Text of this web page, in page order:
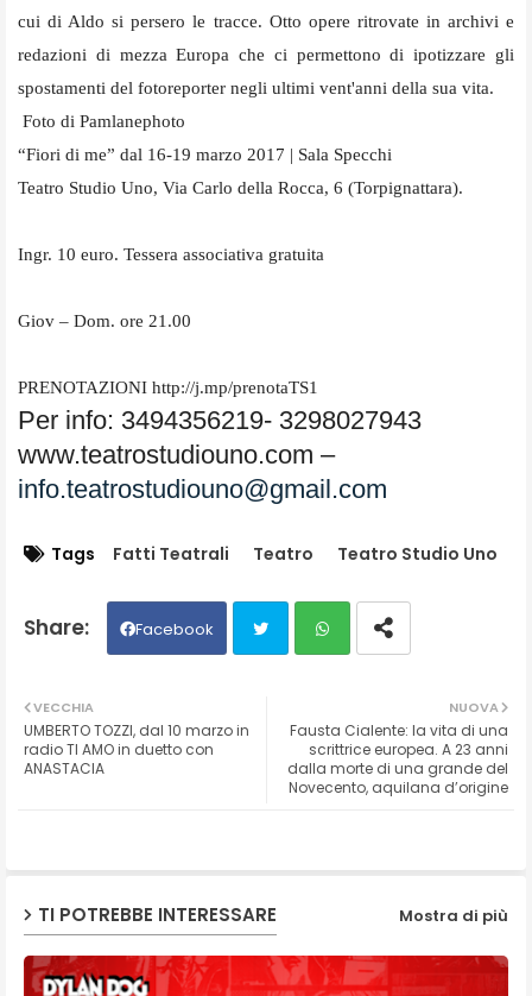
cui di Aldo si persero le tracce. Otto opere ritrovate in archivi e
redazioni di mezza Europa che ci permettono di ipotizzare gli
spostamenti del fotoreporter negli ultimi vent'anni della sua vita.
Foto di Pamlanephoto
“Fiori di me” dal 16-19 marzo 2017 | Sala Specchi
Teatro Studio Uno, Via Carlo della Rocca, 6 (Torpignattara).
Ingr. 10 euro. Tessera associativa gratuita
Giov – Dom. ore 21.00
PRENOTAZIONI http://j.mp/prenotaTS1
Per info: 3494356219- 3298027943
www.teatrostudiouno.com –
info.teatrostudiouno@gmail.com
Tags Fatti Teatrali Teatro Teatro Studio Uno
Facebook
ats
ap
NUOVA
Fausta Cialente: la vita di una
scrittrice europea. A 23 anni
dalla morte di una grande del
Novecento, aquilana d’origine
VECCHIA
UMBERTO TOZZI, dal 10 marzo in
radio TI AMO in duetto con
ANASTACIA
TI POTREBBE INTERESSARE Mostra di più